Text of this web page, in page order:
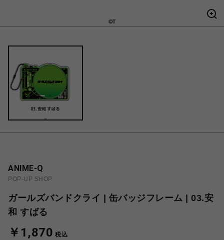
ANIME-Q
POP-UP SHOP
ガールズバンドクライ | 缶バッジフレーム | 03.安
和 すばる
￥1,870 税込